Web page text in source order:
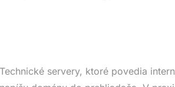
Technické servery, ktoré povedia